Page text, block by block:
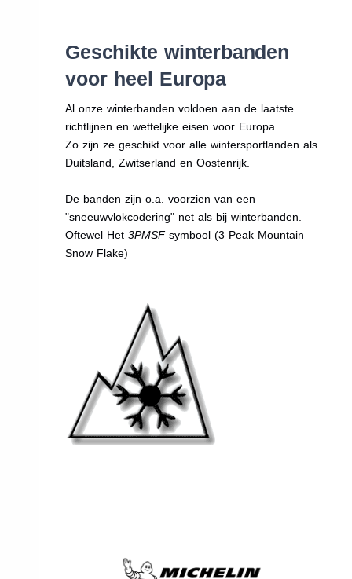
Geschikte winterbanden
voor heel Europa
Al onze winterbanden voldoen aan de laatste
richtlijnen en wettelijke eisen voor Europa.
Zo zijn ze geschikt voor alle wintersportlanden als
Duitsland, Zwitserland en Oostenrijk.
De banden zijn o.a. voorzien van een
"sneeuwvlokcodering" net als bij winterbanden.
Oftewel Het3PMSFsymbool (3 Peak Mountain
Snow Flake)